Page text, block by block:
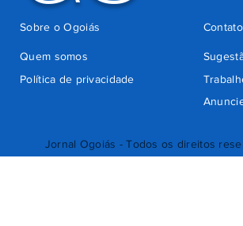
Jornal Ogoiás - Todos os direitos
Quem somos
Política de privacidade
Contato
Sobre o Ogoiás